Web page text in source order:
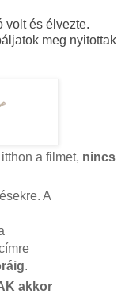
volt és élvezte.
meg nyitottak
a filmet, nincs
A
.
akkor